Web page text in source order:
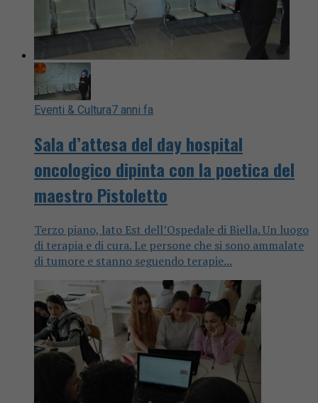
Eventi & Cultura7 anni fa
Sala d’attesa del day hospital
oncologico dipinta con la poetica del
maestro Pistoletto
Terzo piano, lato Est dell’Ospedale di Biella. Un luogo
di terapia e di cura. Le persone che si sono ammalate
di tumore e stanno seguendo terapie...